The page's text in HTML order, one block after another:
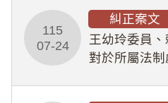
幣1,483萬餘
贈；復罔顧
於停工期間
115
07-24
糾正案文
王幼玲委員
對於所屬法